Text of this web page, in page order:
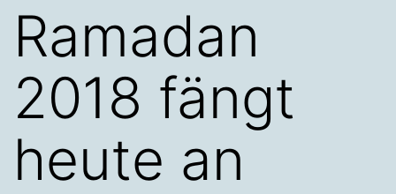
Ramadan
2018 fängt
heute an